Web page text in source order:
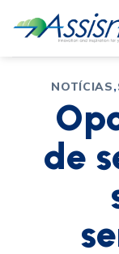
NOTÍCIAS,
de